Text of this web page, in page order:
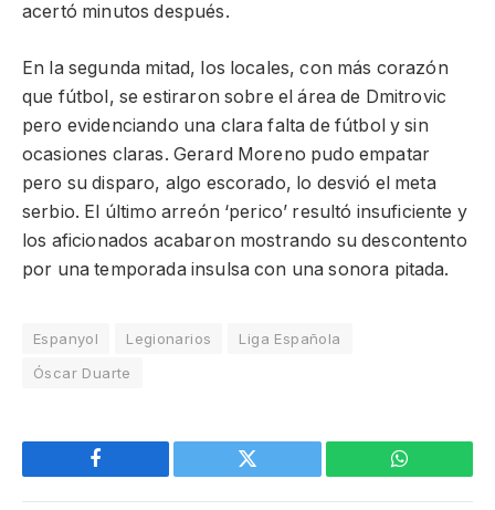
acertó minutos después.
En la segunda mitad, los locales, con más corazón
que fútbol, se estiraron sobre el área de Dmitrovic
pero evidenciando una clara falta de fútbol y sin
ocasiones claras. Gerard Moreno pudo empatar
pero su disparo, algo escorado, lo desvió el meta
serbio. El último arreón ‘perico’ resultó insuficiente y
los aficionados acabaron mostrando su descontento
por una temporada insulsa con una sonora pitada.
Espanyol Legionarios
Liga Española
Óscar Duarte
Facebook Twitter WhatsApp